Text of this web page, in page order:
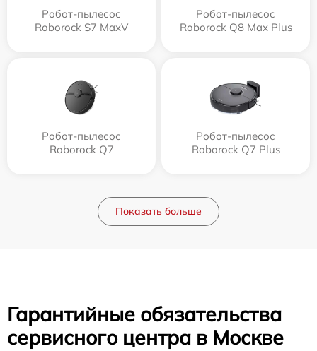
Робот-пылесос
Roborock S7 MaxV
Робот-пылесос
Roborock Q8 Max Plus
Робот-пылесос
Roborock Q7
Робот-пылесос
Roborock Q7 Plus
Показать больше
Гарантийные обязательства
сервисного центра в Москве